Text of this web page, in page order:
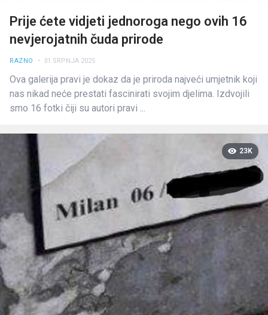
Prije ćete vidjeti jednoroga nego ovih 16
nevjerojatnih čuda prirode
RAZNO • 31 SRPNJA 2025
Ova galerija pravi je dokaz da je priroda najveći umjetnik koji
nas nikad neće prestati fascinirati svojim djelima. Izdvojili
smo 16 fotki čiji su autori pravi ...
23K